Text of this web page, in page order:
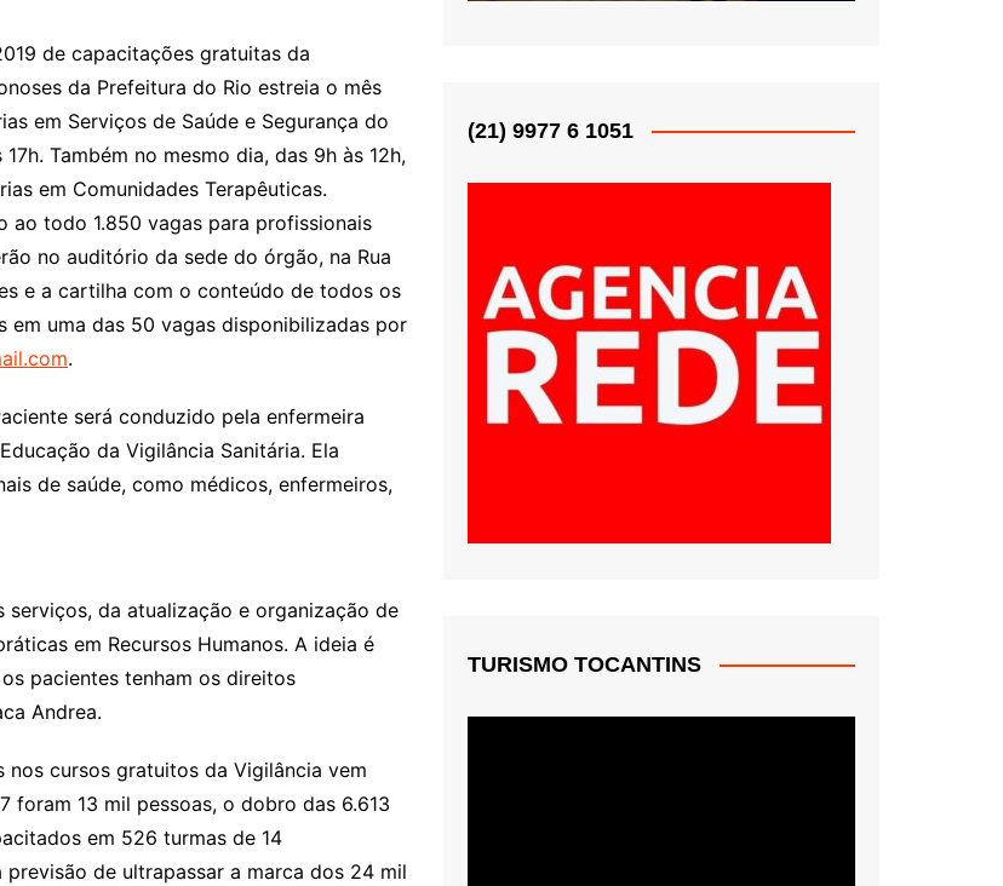
de capacitações gratuitas da
da Prefeitura do Rio estreia o mês
em Serviços de Saúde e Segurança do
Também no mesmo dia, das 9h às 12h,
em Comunidades Terapêuticas.
ao todo 1.850 vagas para profissionais
no auditório da sede do órgão, na Rua
e a cartilha com o conteúdo de todos os
em uma das 50 vagas disponibilizadas por
.
será conduzido pela enfermeira
da Vigilância Sanitária. Ela
de saúde, como médicos, enfermeiros,
da atualização e organização de
em Recursos Humanos. A ideia é
pacientes tenham os direitos
Andrea.
cursos gratuitos da Vigilância vem
foram 13 mil pessoas, o dobro das 6.613
em 526 turmas de 14
de ultrapassar a marca dos 24 mil
(21) 9977 6 1051
TURISMO TOCANTINS